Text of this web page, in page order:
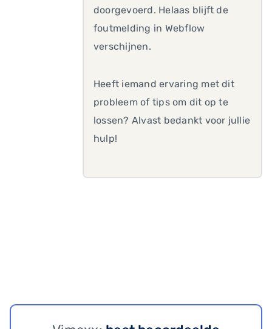
doorgevoerd. Helaas blijft de
foutmelding in Webflow
verschijnen.
Heeft iemand ervaring met dit
probleem of tips om dit op te
lossen? Alvast bedankt voor jullie
hulp!